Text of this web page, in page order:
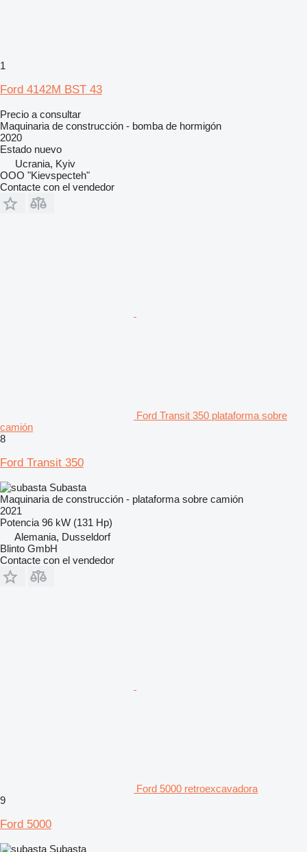
1
Ford 4142M BST 43
Precio a consultar
Maquinaria de construcción - bomba de hormigón
2020
Estado nuevo
Ucrania, Kyiv
OOO "Kievspecteh"
Contacte con el vendedor
Ford Transit 350 plataforma sobre
camión
8
Ford Transit 350
Subasta
Maquinaria de construcción - plataforma sobre camión
2021
Potencia 96 kW (131 Hp)
Alemania, Dusseldorf
Blinto GmbH
Contacte con el vendedor
Ford 5000 retroexcavadora
9
Ford 5000
Subasta